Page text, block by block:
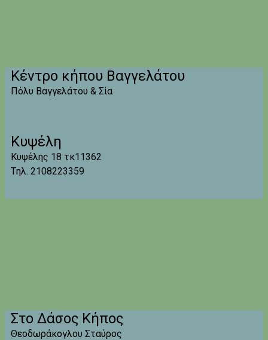
Κέντρο κήπου Βαγγελάτου
Πόλυ Βαγγελάτου & Σία
Κυψέλη
Κυψέλης 18 τκ11362
Tηλ. 2108223359
Στο Δάσος Κήπος
Θεοδωράκογλου Σταύρος